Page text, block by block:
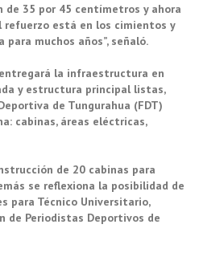
de 35 por 45 centímetros y ahora
refuerzo está en los cimientos y
muchos años”, señaló.
la infraestructura en
y estructura principal listas,
de Tungurahua (FDT)
cabinas, áreas eléctricas,
de 20 cabinas para
se reflexiona la posibilidad de
para Técnico Universitario,
de Periodistas Deportivos de